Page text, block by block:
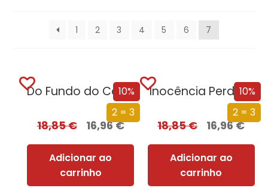
1 2 3 4 5 6 7
10%
2 = 3
Do Fundo do Coração
18,85€ 16,96€
Adicionar ao
carrinho
10%
2 = 3
Inocência Perdida
18,85€ 16,96€
Adicionar ao
carrinho